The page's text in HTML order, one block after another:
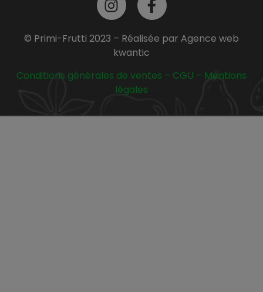
© Primi-Frutti 2023 – Réalisée par Agence web
kwantic
Conditions générales de ventes – CGU – Mentions
légales